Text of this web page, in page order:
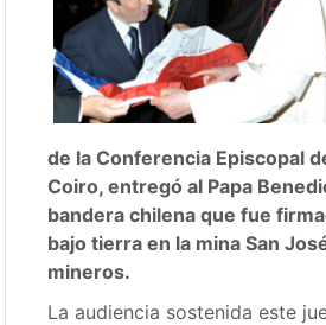
de la Conferencia Episcopal
Coiro, entregó al Papa
bandera chilena que fue
bajo tierra en la mina San
mineros.
La audiencia sostenida este